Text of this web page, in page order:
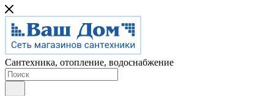
Сантехника, отопление, водоснабжение